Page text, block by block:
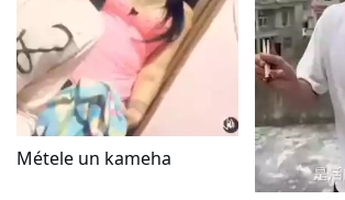
Métele un kameha